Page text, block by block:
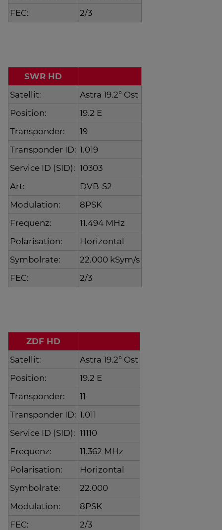
FEC:
2/3
SWR HD
Satellit:
Astra 19.2° Ost
Position:
19.2 E
Transponder:
19
Transponder ID: 1.019
Service ID (SID): 10303
Art:
DVB-S2
Modulation:
8PSK
Frequenz:
11.494 MHz
Polarisation:
Horizontal
Symbolrate:
22.000 kSym/s
FEC:
2/3
ZDF HD
Satellit:
Astra 19.2° Ost
Position:
19.2 E
Transponder:
11
Transponder ID: 1.011
Service ID (SID): 11110
Frequenz:
11.362 MHz
Polarisation:
Horizontal
Symbolrate:
22.000
Modulation:
8PSK
FEC:
2/3